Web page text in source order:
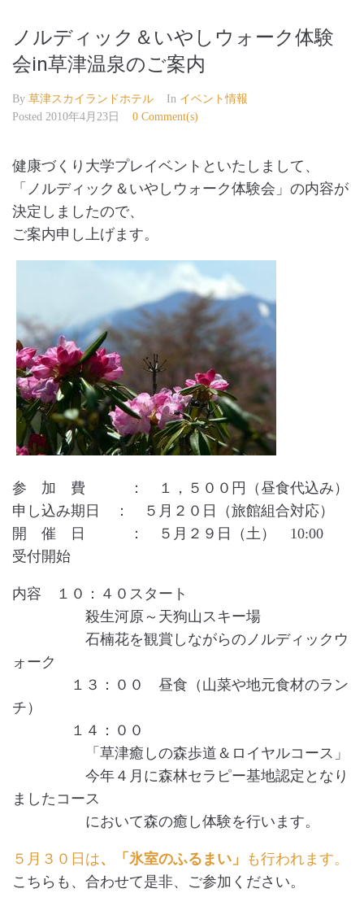
ノルディック＆いやしウォーク体験
会in草津温泉のご案内
By 草津スカイランドホテル In イベント情報
Posted 2010年4月23日 0 Comment(s)
健康づくり大学プレイベントといたしまして、
「ノルディック＆いやしウォーク体験会」の内容が
決定しましたので、
ご案内申し上げます。
参 加 費 ： １，５００円（昼食代込み）
申し込み期日 ： ５月２０日（旅館組合対応）
開 催 日 ： ５月２９日（土） 10:00
受付開始
内容 １０：４０スタート
殺生河原～天狗山スキー場
石楠花を観賞しながらのノルディックウ
ォーク
１３：００ 昼食（山菜や地元食材のラン
チ）
１４：００
「草津癒しの森歩道＆ロイヤルコース」
今年４月に森林セラピー基地認定となり
ましたコース
において森の癒し体験を行います。
５月３０日は、「氷室のふるまい」
も行われます。
こちらも、合わせて是非、ご参加ください。